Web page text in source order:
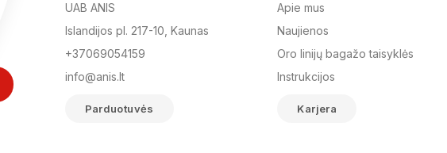
UAB ANIS
Islandijos pl. 217-10, Kaunas
+37069054159
info@anis.lt
Parduotuvės
Apie mus
Naujienos
Oro linijų bagažo taisyklės
Instrukcijos
Karjera